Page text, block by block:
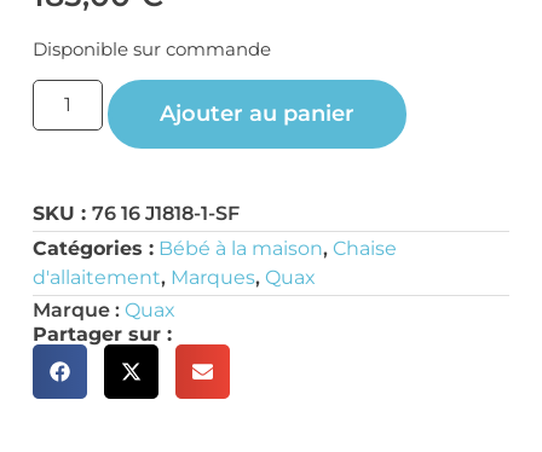
Disponible sur commande
Ajouter au panier
SKU : 76 16 J1818-1-SF
Catégories : Bébé à la maison, Chaise
d'allaitement, Marques, Quax
Marque : Quax
Partager sur :